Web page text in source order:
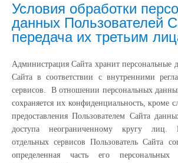
Условия обработки
данных Пользователей
передача их третьим
Администрация Сайта хранит персональные
Сайта в соответствии с внутренними
сервисов. В отношении персональных
сохраняется их конфиденциальность, кроме
предоставления Пользователем Сайта
доступа неограниченному кругу лиц.
отдельных сервисов Пользователь Сайта
определенная часть его персональных